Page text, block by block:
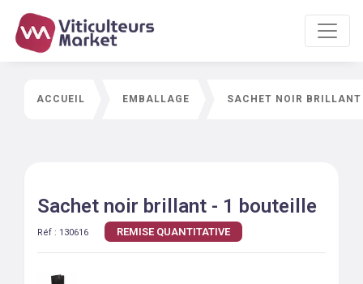
ACCUEIL EMBALLAGE SACHET NOIR
Sachet noir brillant - 1 bouteille
Réf : 130616 REMISE QUANTITATIVE